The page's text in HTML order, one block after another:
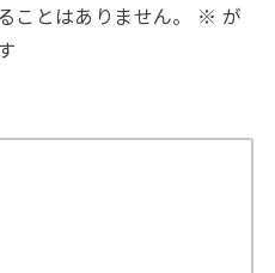
ことはありません。 ※ が